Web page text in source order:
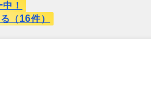
！
（16件）